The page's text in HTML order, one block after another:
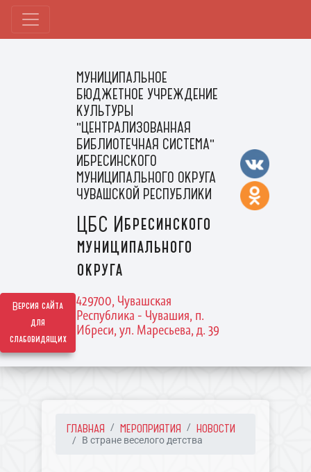
Версия сайта
для
слабовидящих
МУНИЦИПАЛЬНОЕ
БЮДЖЕТНОЕ УЧРЕЖДЕНИЕ
КУЛЬТУРЫ
"ЦЕНТРАЛИЗОВАННАЯ
БИБЛИОТЕЧНАЯ СИСТЕМА"
ИБРЕСИНСКОГО
МУНИЦИПАЛЬНОГО ОКРУГА
ЧУВАШСКОЙ РЕСПУБЛИКИ
ЦБС Ибресинского
муниципального
округа
429700, Чувашская
Республика - Чувашия, п.
Ибреси, ул. Маресьева, д. 39
ГЛАВНАЯ МЕРОПРИЯТИЯ НОВОСТИ
В стране веселого детства